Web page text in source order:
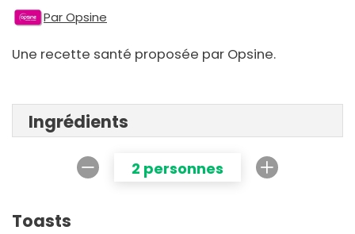
Par Opsine
Une recette santé proposée par Opsine.
Ingrédients
2 personnes
Toasts